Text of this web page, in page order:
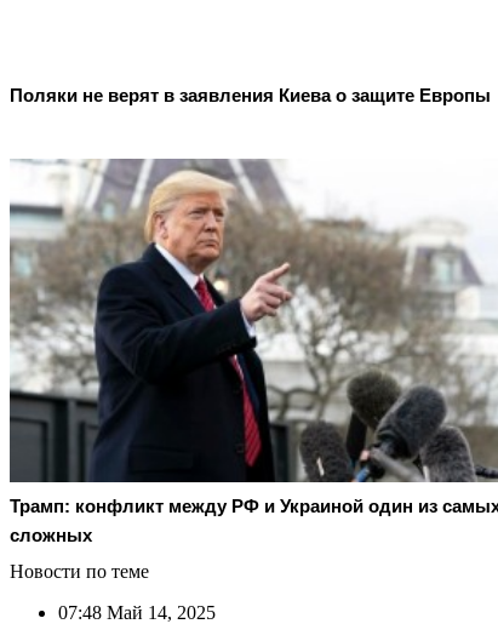
Поляки не верят в заявления Киева о защите Европы
Трамп: конфликт между РФ и Украиной один из
сложных
Новости по теме
07:48 Май 14, 2025